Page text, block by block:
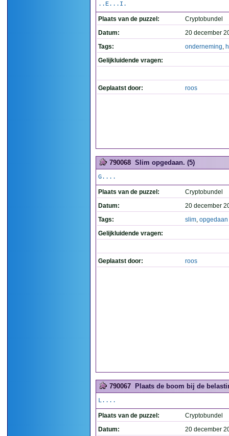
..E...I.
Plaats van de puzzel:
Cryptobundel
Datum:
20 december
Tags:
onderneming,
Gelijkluidende vragen:
Geplaatst door: roos
790068 Slim opgedaan. (5)
G....
Plaats van de puzzel:
Cryptobundel
Datum:
20 december
Tags:
slim, opgedaan
Gelijkluidende vragen:
Geplaatst door: roos
790067 Plaats de boom bij de
L....
Plaats van de puzzel:
Cryptobundel
Datum:
20 december